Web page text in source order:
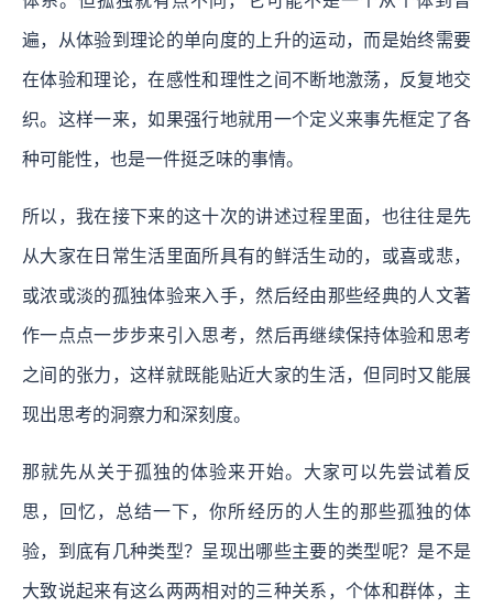
遍，从体验到理论的单向度的上升的运动，而是始终需要
在体验和理论，在感性和理性之间不断地激荡，反复地交
织。这样一来，如果强行地就用一个定义来事先框定了各
种可能性，也是一件挺乏味的事情。
所以，我在接下来的这十次的讲述过程里面，也往往是先
从大家在日常生活里面所具有的鲜活生动的，或喜或悲，
或浓或淡的孤独体验来入手，然后经由那些经典的人文著
作一点点一步步来引入思考，然后再继续保持体验和思考
之间的张力，这样就既能贴近大家的生活，但同时又能展
现出思考的洞察力和深刻度。
那就先从关于孤独的体验来开始。大家可以先尝试着反
思，回忆，总结一下，你所经历的人生的那些孤独的体
验，到底有几种类型？呈现出哪些主要的类型呢？是不是
大致说起来有这么两两相对的三种关系，个体和群体，主